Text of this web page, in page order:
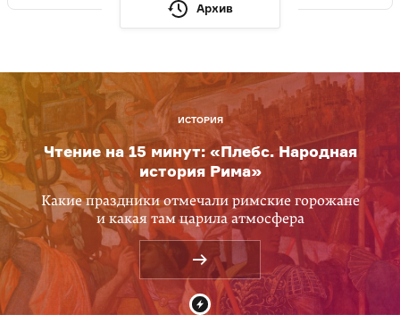
Архив
ИСТОРИЯ
Чтение на 15 минут: «Плебс. Народная
история Рима»
Какие праздники отмечали римские горожане
и какая там царила атмосфера